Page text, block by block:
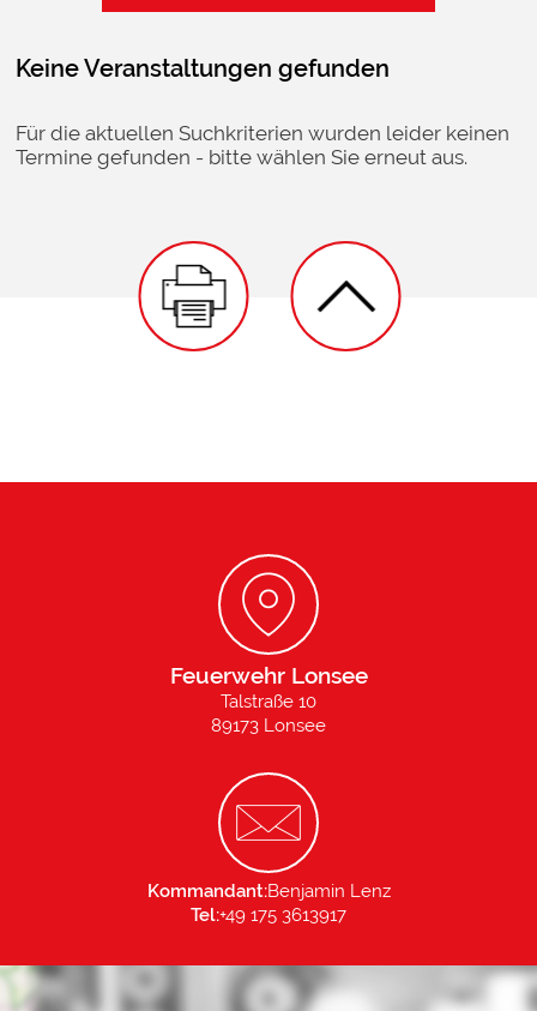
Keine Veranstaltungen gefunden
Für die aktuellen Suchkriterien wurden leider keinen
Termine gefunden - bitte wählen Sie erneut aus.
Feuerwehr Lonsee
Talstraße 10
89173 Lonsee
Kommandant:Benjamin Lenz
Tel:+49 175 3613917